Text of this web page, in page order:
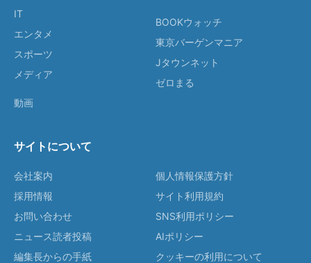
IT
エンタメ
スポーツ
メディア
動画
BOOKウォッチ
東京バーゲンマニア
Jタウンネット
ゼロまる
サイトについて
会社案内
採用情報
お問い合わせ
ニュース読者投稿
編集長からの手紙
個人情報保護方針
サイト利用規約
SNS利用ポリシー
AIポリシー
クッキーの利用について